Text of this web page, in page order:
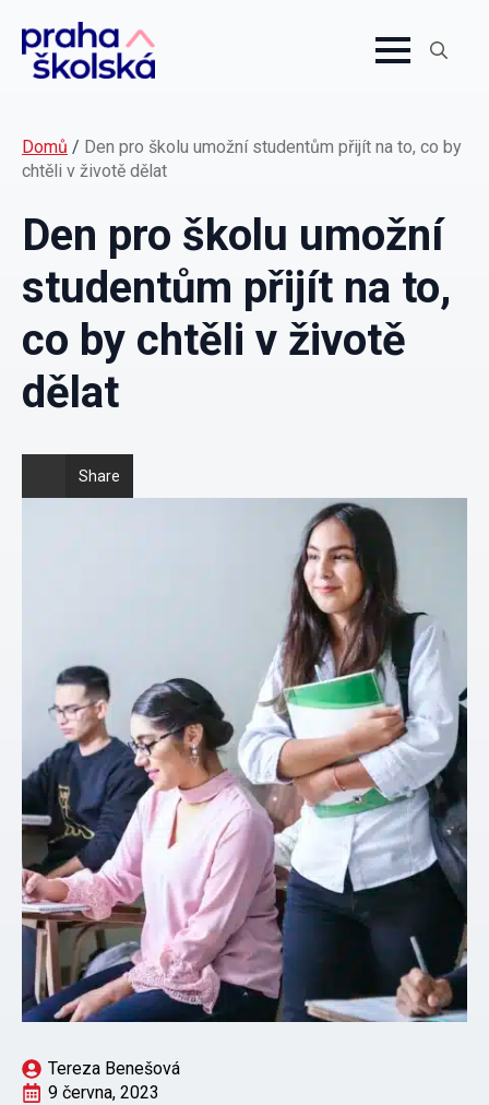
Domů / Den pro školu umožní studentům přijít na to, co by
chtěli v životě dělat
Den pro školu umožní
studentům přijít na to,
co by chtěli v životě
dělat
Share
Tereza Benešová
9 června, 2023